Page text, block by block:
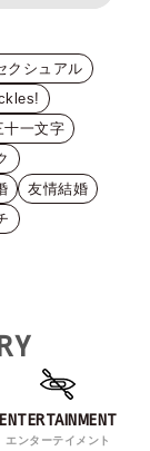
クシュアル
十一文字
友情結婚
ENTERTAINMENT
エンターテイメント